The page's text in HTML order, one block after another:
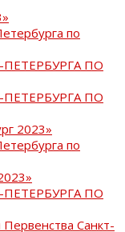
по
ПЕТЕРБУРГА ПО
ПЕТЕРБУРГА ПО
2023»
по
ПЕТЕРБУРГА ПО
Санкт-